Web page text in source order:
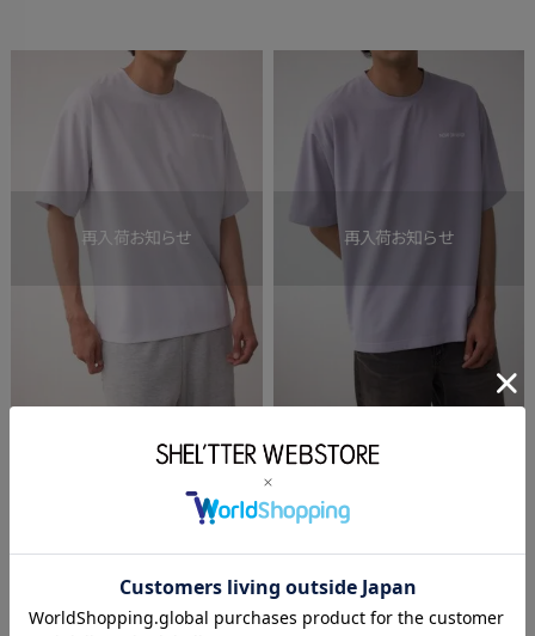
オープンステッチロゴTシャツ
OUTLET
AZUL BY MOUSSY
オープンステッチロゴTシャツ
￥1,995(50%OFF)
OUTLET